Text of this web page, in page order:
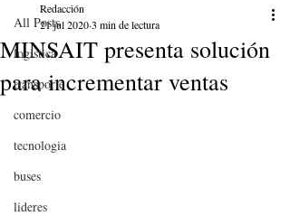
All Posts
logistica
transporte
comercio
tecnologia
buses
lideres
MINSAIT presenta solución
para incrementar ventas
Redacción
21 jul 20203 min de lectura